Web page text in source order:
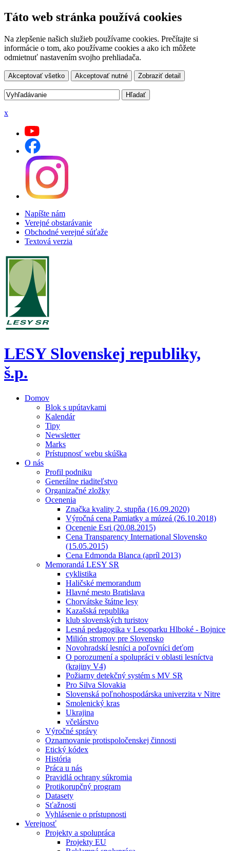
Táto web stránka používá cookies
Na zlepšenie našich služieb používame cookies. Prečítajte si
informácie o tom, ako používame cookies a ako ich môžete
odmietnuť nastavením svojho prehliadača.
Akceptovať všetko Akceptovať nutné Zobraziť detail
x
Napíšte nám
Verejné obstarávanie
Obchodné verejné súťaže
Textová verzia
LESY Slovenskej republiky,
š.p.
Domov
Blok s upútavkami
Kalendár
Tipy
Newsletter
Marks
Prístupnosť webu skúška
O nás
Profil podniku
Generálne riaditeľstvo
Organizačné zložky
Ocenenia
Značka kvality 2. stupňa (16.09.2020)
Výročná cena Pamiatky a múzeá (26.10.2018)
Ocenenie Esri (20.08.2015)
Cena Transparency International Slovensko
(15.05.2015)
Cena Edmonda Blanca (apríl 2013)
Memorandá LESY SR
cyklistika
Haličské memorandum
Hlavné mesto Bratislava
Chorvátske štátne lesy
Kazašská republika
klub slovenských turistov
Lesná pedagogika v Lesoparku Hlboké - Bojnice
Milión stromov pre Slovensko
Novohradskí lesníci a poľovníci deťom
O porozumení a spolupráci v oblasti lesníctva
(krajiny V4)
Požiarny detekčný systém s MV SR
Pro Silva Slovakia
Slovenská poľnohospodárska univerzita v Nitre
Smolenický kras
Ukrajina
včelárstvo
Výročné správy
Oznamovanie protispoločenskej činnosti
Etický kódex
História
Práca u nás
Pravidlá ochrany súkromia
Protikorupčný program
Datasety
Sťažnosti
Vyhlásenie o prístupnosti
Verejnosť
Projekty a spolupráca
Projekty EU